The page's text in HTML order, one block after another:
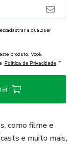
a qualquer
produto. Você,
Política de Privacidade *
como filme e
e muito mais,